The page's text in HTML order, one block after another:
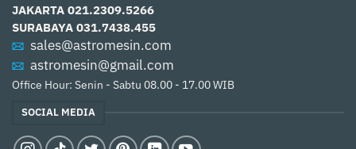
JAKARTA 021.2309.5266
SURABAYA 031.7438.455
sales@astromesin.com
astromesin@gmail.com
Office Hour: Senin - Sabtu 08.00 - 17.00 WIB
SOCIAL MEDIA